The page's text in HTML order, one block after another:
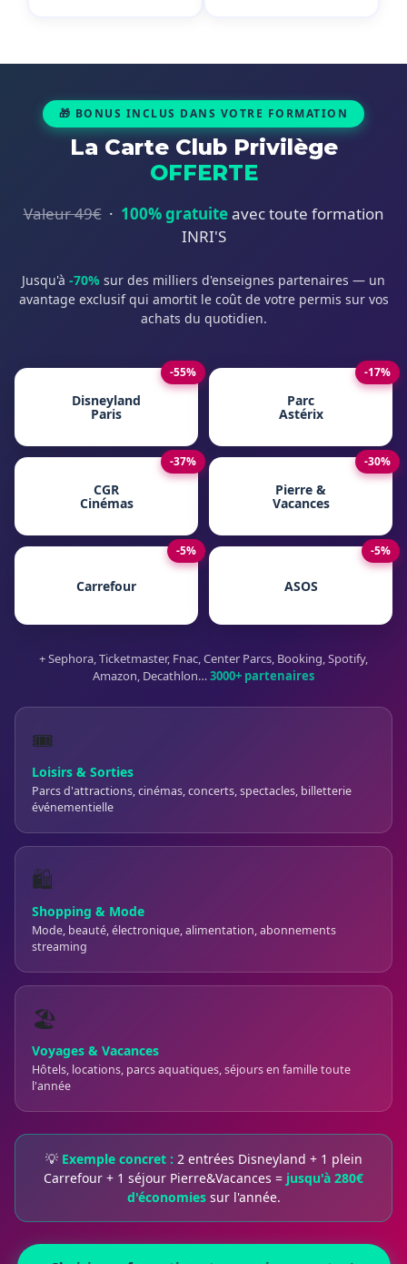
🎁 BONUS INCLUS DANS VOTRE FORMATION
La Carte Club Privilège
OFFERTE
Valeur 49€· 100% gratuiteavec toute formation
INRI'S
Jusqu'à -70% sur des milliers d'enseignes partenaires — un
avantage exclusif qui amortit le coût de votre permis sur vos
achats du quotidien.
-55%
Disneyland
Paris
-17%
Parc
Astérix
-37%
CGR
Cinémas
-30%
Pierre &
Vacances
-5%
Carrefour
-5%
ASOS
+ Sephora, Ticketmaster, Fnac, Center Parcs, Booking, Spotify,
Amazon, Decathlon…3000+ partenaires
🎟️
Loisirs & Sorties
Parcs d'attractions, cinémas, concerts, spectacles, billetterie
événementielle
🛍️
Shopping & Mode
Mode, beauté, électronique, alimentation, abonnements
streaming
🏖️
Voyages & Vacances
Hôtels, locations, parcs aquatiques, séjours en famille toute
l'année
💡 Exemple concret : 2 entrées Disneyland + 1 plein
Carrefour + 1 séjour Pierre&Vacances = jusqu'à 280€
d'économiessur l'année.